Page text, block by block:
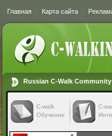
Главная Карта сайта
Russian C-Walk Community
C-walk
Обучение
C-